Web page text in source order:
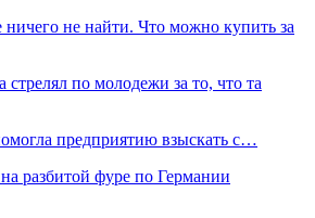
не найти. Что можно купить за
по молодежи за то, что та
предприятию взыскать с…
разбитой фуре по Германии